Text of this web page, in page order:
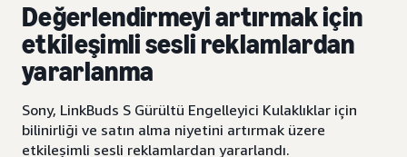
Değerlendirmeyi artırmak için
etkileşimli sesli reklamlardan
yararlanma
Sony, LinkBuds S Gürültü Engelleyici Kulaklıklar için
bilinirliği ve satın alma niyetini artırmak üzere
etkileşimli sesli reklamlardan yararlandı.